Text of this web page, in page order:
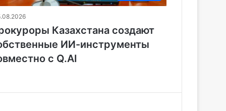
Казахстана создают
ИИ-инструменты
с Q.AI